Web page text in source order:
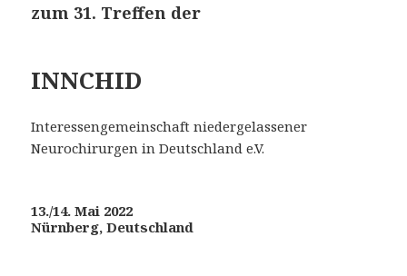
zum 31. Treffen der
INNCHID
Interessengemeinschaft niedergelassener
Neurochirurgen in Deutschland e.V.
13./14. Mai 2022
Nürnberg, Deutschland